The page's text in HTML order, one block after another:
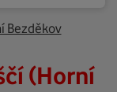
Bezděkov
(Horní